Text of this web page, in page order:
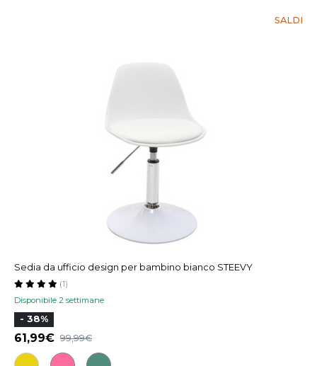
SALDI
Sedia da ufficio design per bambino bianco STEEVY
Disponibile 2 settimane
(1)
- 38%
61,99 99,99